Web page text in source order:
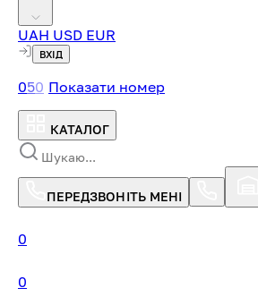
UAH USD EUR
ВХІД
050 Показати номер
КАТАЛОГ
ПЕРЕДЗВОНІТЬ МЕНІ
0
0